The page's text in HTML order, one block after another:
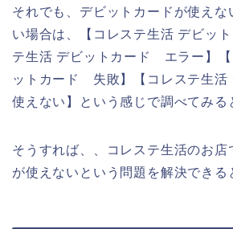
それでも、デビットカードが使えな
い場合は、【コレステ生活 デビッ
テ生活 デビットカード エラー】
ットカード 失敗】【コレステ生
使えない】という感じで調べてみる
そうすれば、、コレステ生活のお店
が使えないという問題を解決できる